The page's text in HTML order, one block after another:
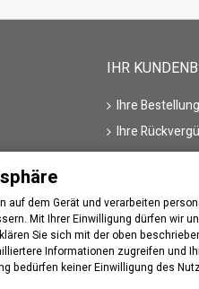
IHR
Ihre
Ihre
Ihre Adressen
Ihre
dem Gerät und verarbeiten
Mit Ihrer Einwilligung dürfen wir
Sie sich mit der oben
Informationen zugreifen und
bedürfen keiner Einwilligung des